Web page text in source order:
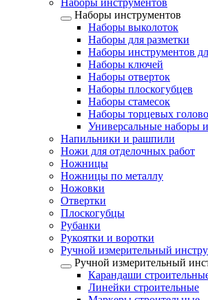
Наборы инструментов
Наборы инструментов
Наборы выколоток
Наборы для разметки
Наборы инструментов
Наборы ключей
Наборы отверток
Наборы плоскогубцев
Наборы стамесок
Наборы торцевых
Универсальные наборы
Напильники и рашпили
Ножи для отделочных работ
Ножницы
Ножницы по металлу
Ножовки
Отвертки
Плоскогубцы
Рубанки
Рукоятки и воротки
Ручной измерительный
Ручной измерительный
Карандаши
Линейки строительные